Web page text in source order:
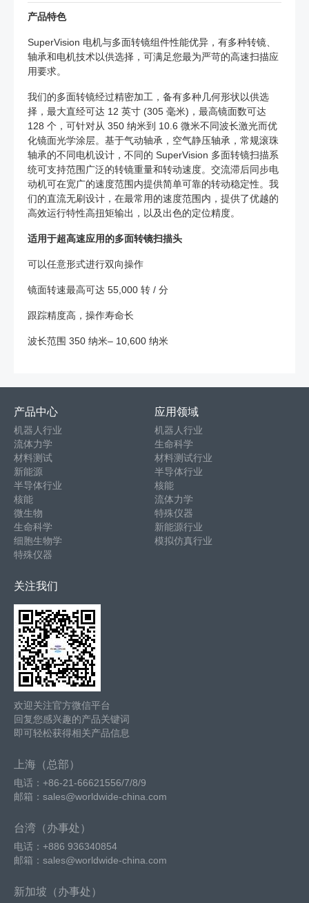
产品特色
SuperVision 电机与多面转镜组件性能优异，有多种转镜、
轴承和电机技术以供选择，可满足您最为严苛的高速扫描应
用要求。
我们的多面转镜经过精密加工，备有多种几何形状以供选
择，最大直经可达 12 英寸 (305 毫米)，最高镜面数可达
128 个，可针对从 350 纳米到 10.6 微米不同波长激光而优
化镜面光学涂层。基于气动轴承，空气静压轴承，常规滚珠
轴承的不同电机设计，不同的 SuperVision 多面转镜扫描系
统可支持范围广泛的转镜重量和转动速度。交流滞后同步电
动机可在宽广的速度范围内提供简单可靠的转动稳定性。我
们的直流无刷设计，在最常用的速度范围内，提供了优越的
高效运行特性高扭矩输出，以及出色的定位精度。
适用于超高速应用的多面转镜扫描头
可以任意形式进行双向操作
镜面转速最高可达 55,000 转 / 分
跟踪精度高，操作寿命长
波长范围 350 纳米– 10,600 纳米
产品中心
机器人行业
流体力学
材料测试
新能源
半导体行业
核能
微生物
生命科学
细胞生物学
特殊仪器
应用领域
机器人行业
生命科学
材料测试行业
半导体行业
核能
流体力学
特殊仪器
新能源行业
模拟仿真行业
关注我们
欢迎关注官方微信平台
回复您感兴趣的产品关键词
即可轻松获得相关产品信息
上海（总部）
电话：+86-21-66621556/7/8/9
邮箱：sales@worldwide-china.com
台湾（办事处）
电话：+886 936340854
邮箱：sales@worldwide-china.com
新加坡（办事处）